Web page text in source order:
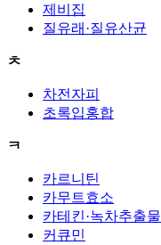
제비집
질유래·질유산균
ㅊ
차전자피
초록입홍합
ㅋ
카르니틴
카무트효소
카테킨·녹차추출물
커큐민